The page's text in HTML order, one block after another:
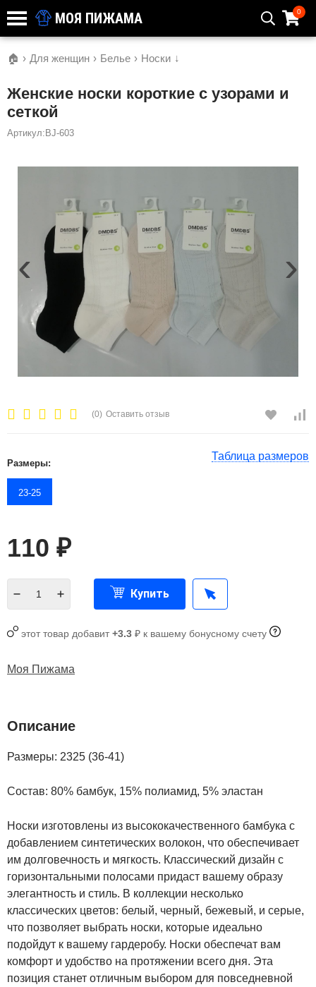
МОЯ ПИЖАМА 0
🏠 › Для женщин › Белье › Носки ↓
Женские носки короткие с узорами и
сеткой
Артикул:BJ-603
‹ ›
(0) Оставить отзыв
Таблица размеров
Размеры:
23-25
110 ₽
Купить
этот товар добавит+3.3 ₽ к вашему бонусному счету
Моя Пижама
Описание
Размеры: 2325 (36-41)
Состав: 80% бамбук, 15% полиамид, 5% эластан
Носки изготовлены из высококачественного бамбука с
добавлением синтетических волокон, что обеспечивает
им долговечность и мягкость. Классический дизайн с
горизонтальными полосами придаст вашему образу
элегантность и стиль. В коллекции несколько
классических цветов: белый, черный, бежевый, и серые,
что позволяет выбрать носки, которые идеально
подойдут к вашему гардеробу. Носки обеспечат вам
комфорт и удобство на протяжении всего дня. Эта
позиция станет отличным выбором для повседневной